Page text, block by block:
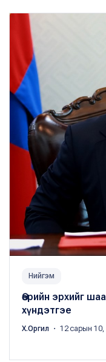
Нийгэм
Өөрийн эрхийг
хүндэтгэе
Х.Оргил ・ 12 сарын 10,